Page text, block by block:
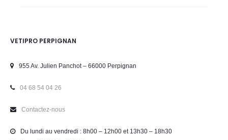
112.80€.
VETIPRO PERPIGNAN
955 Av. Julien Panchot – 66000 Perpignan
04 68 54 04 26
Contactez-nous
Du lundi au vendredi : 8h00 – 12h00 et 13h30 – 18h30